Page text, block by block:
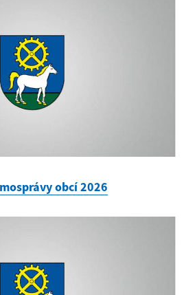
obcí 2026